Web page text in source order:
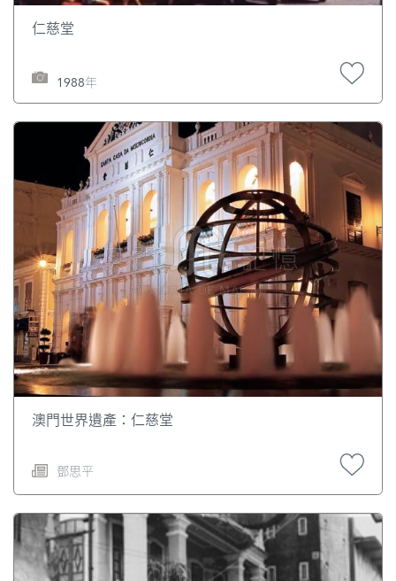
仁慈堂
1988年
澳門世界遺產：仁慈堂
鄧思平